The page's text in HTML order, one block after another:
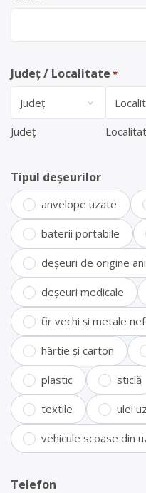
Județ / Localitate *
Județ
Tipul deșeurilor
anvelope uzate
baterii portabile
deșeuri de origine
deșeuri medicale
fier vechi și metale
hârtie și carton
plastic sticlă
textile ulei
vehicule scoase din
Telefon